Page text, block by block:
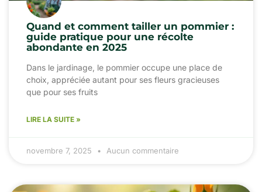
Quand et comment tailler un pommier :
guide pratique pour une récolte
abondante en 2025
Dans le jardinage, le pommier occupe une place de
choix, appréciée autant pour ses fleurs gracieuses
que pour ses fruits
LIRE LA SUITE »
novembre 7, 2025 Aucun commentaire